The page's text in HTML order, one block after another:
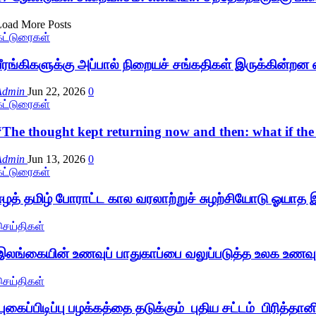
More Posts
அப்பால் நிறையச் சங்கதிகள் இருக்கின்றன
Jun 22, 2026 0
thought kept returning now and then: what if the
Jun 13, 2026 0
தமிழ் போராட்ட கால வரலாற்றுச் சுழற்சியோடு
உணவுப் பாதுகாப்பை வலுப்படுத்த உலக
பழக்கத்தை தடுக்கும் புதிய சட்டம்